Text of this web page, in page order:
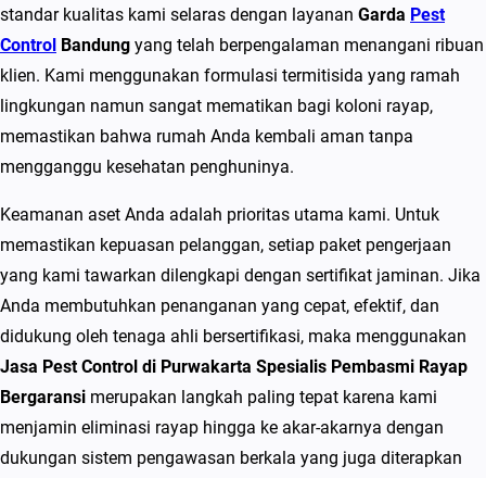
a
r
t
a
S
p
s
i
a
l
i
s
P
e
m
standar kualitas kami selaras dengan layanan Garda Pest
Control Bandung yang telah berpengalaman menangani ribuan
klien. Kami menggunakan formulasi termitisida yang ramah
lingkungan namun sangat mematikan bagi koloni rayap,
memastikan bahwa rumah Anda kembali aman tanpa
mengganggu kesehatan penghuninya.
Keamanan aset Anda adalah prioritas utama kami. Untuk
memastikan kepuasan pelanggan, setiap paket pengerjaan
yang kami tawarkan dilengkapi dengan sertifikat jaminan. Jika
Anda membutuhkan penanganan yang cepat, efektif, dan
didukung oleh tenaga ahli bersertifikasi, maka menggunakan
Jasa Pest Control di Purwakarta Spesialis Pembasmi Rayap
Bergaransi merupakan langkah paling tepat karena kami
menjamin eliminasi rayap hingga ke akar-akarnya dengan
dukungan sistem pengawasan berkala yang juga diterapkan